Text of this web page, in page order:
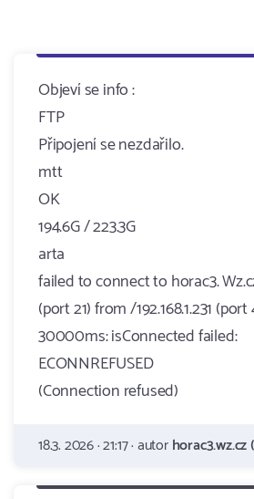
Objeví se info :
FTP
Připojení se nezdařilo.
mtt
OK
194.6G / 223.3G
arta
failed to connect to horac3.
(port 21) from /192.168.1.231
30000ms: isConnected failed:
ECONNREFUSED
(Connection refused)
18.3. 2026 · 21:17 · autorhorac3.wz.cz